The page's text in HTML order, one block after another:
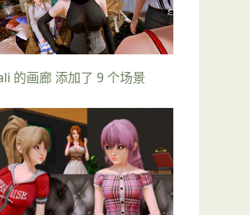
的画廊 添加了 9 个场景